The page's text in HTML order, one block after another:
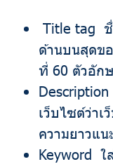
Title tag ชื่
ด้านบนสุดข
ที่ 60 ตัวอัก
เว็บไซต์ว่าเ
ความยาวแ
Keyword ใ